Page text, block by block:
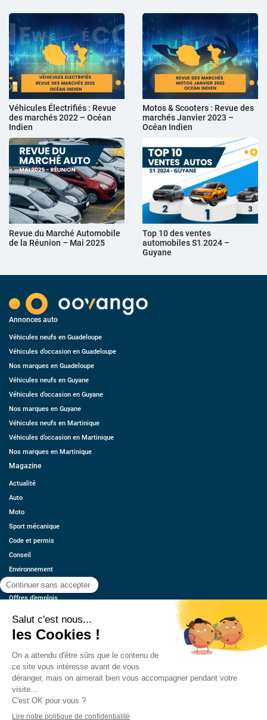
Véhicules Électrifiés : Revue
des marchés 2022 – Océan
Indien
Motos & Scooters : Revue des
marchés Janvier 2023 –
Océan Indien
Revue du Marché Automobile
de la Réunion – Mai 2025
Top 10 des ventes
automobiles S1 2024 –
Guyane
Annonces auto
Véhicules neufs en Guadeloupe
Véhicules d’occasion en Guadeloupe
Nos marques en Guadeloupe
Véhicules neufs en Guyane
Véhicules d’occasion en Guyane
Nos marques en Guyane
Véhicules neufs en Martinique
Véhicules d’occasion en Martinique
Nos marques en Martinique
Magazine
Actualité
Auto
Moto
Sport mécanique
Code et permis
Conseil
Environnement
Économie
Offres d’emplois
Contact
Estimez votre voiture
Mentions légales
CGU